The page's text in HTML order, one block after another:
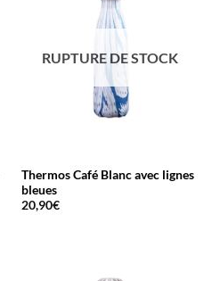
RUPTURE DE STOCK
Thermos Café Blanc avec lignes
bleues
20,90€